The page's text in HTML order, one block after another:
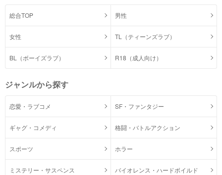
総合TOP 男性
女性 TL（ティーンズラブ）
BL（ボーイズラブ） R18（成人向け）
ジャンルから探す
恋愛・ラブコメ SF・ファンタジー
ギャグ・コメディ 格闘・バトルアクション
スポーツ ホラー
ミステリー・サスペンス バイオレンス・ハードボイルド